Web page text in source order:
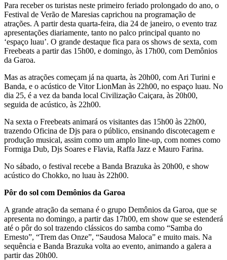
Para receber os turistas neste primeiro feriado prolongado do ano, o
Festival de Verão de Maresias caprichou na programação de
atrações. A partir desta quarta-feira, dia 24 de janeiro, o evento traz
apresentações diariamente, tanto no palco principal quanto no
‘espaço luau’. O grande destaque fica para os shows de sexta, com
Freebeats a partir das 15h00, e domingo, às 17h00, com Demônios
da Garoa.
Mas as atrações começam já na quarta, às 20h00, com Ari Turini e
Banda, e o acústico de Vitor LionMan às 22h00, no espaço luau. No
dia 25, é a vez da banda local Civilização Caiçara, às 20h00,
seguida de acústico, às 22h00.
Na sexta o Freebeats animará os visitantes das 15h00 às 22h00,
trazendo Oficina de Djs para o público, ensinando discotecagem e
produção musical, assim como um amplo line-up, com nomes como
Formiga Dub, Djs Soares e Flavia, Raffa Jazz e Mauro Farina.
No sábado, o festival recebe a Banda Brazuka às 20h00, e show
acústico do Chokko, no luau às 22h00.
Pôr do sol com Demônios da Garoa
A grande atração da semana é o grupo Demônios da Garoa, que se
apresenta no domingo, a partir das 17h00, em show que se estenderá
até o pôr do sol trazendo clássicos do samba como “Samba do
Ernesto”, “Trem das Onze”, “Saudosa Maloca” e muito mais. Na
sequência e Banda Brazuka volta ao evento, animando a galera a
partir das 20h00.